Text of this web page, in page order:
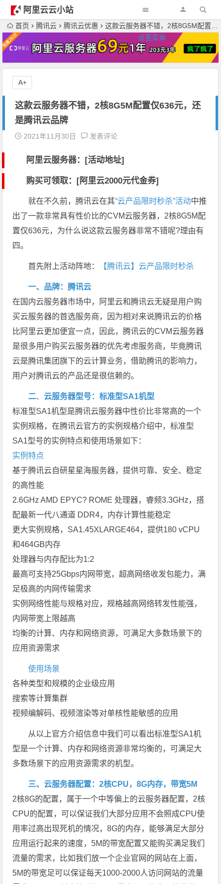
阿里云云小站
设置菜单
首页 腾讯云 腾讯云优惠 这款云服务器不错，2核8G5M配置仅636元，还是腾讯云品牌
这款云服务器不错，2核8G5M配置仅636元，还
是腾讯云品牌
2021年11月30日 发表评论
阿里云服务器：[活动地址]
购买可领取：[阿里云2000元代金券]
就在不久前，腾讯云在其“云产品限时秒杀”活动中推
出了一款非常具有性价比的CVM云服务器，2核8G5M配
置仅636元，为什么说这款云服务器非常不错呢?理由有
四。
首先附上活动阵地： 【腾讯云】云产品限时秒杀
一、品牌：腾讯云
在国内云服务器市场中，阿里云和腾讯云无疑是用户购
买云服务器的首选服务商，因为相对来说腾讯云的价格
比阿里云更加便宜一点，因此，腾讯云的CVM云服务器
是很多用户购买云服务器的优先考虑服务商，毕竟腾讯
云是腾讯集团旗下的云计算业务，借助腾讯的影响力，
用户对腾讯云的产品还是很信赖的。
二、 云服务器型号：标准型SA1机型
标准型SA1机型是腾讯云服务器中性价比非常高的一个
实例规格，在腾讯云官方的实例规格介绍中，标准型
SA1型号的实例特点和使用场景如下：
实例特点
基于腾讯云自研星星海服务器，提供可靠、安全、稳定
的高性能
2.6GHz AMD EPYC? ROME 处理器，睿频3.3GHz，搭
配最新一代八通道 DDR4，内存计算性能稳定
更大实例规格，SA1.45XLARGE464，提供180 vCPU
和464GB内存
处理器与内存配比为1:2
最高可支持25Gbps内网带宽，超高网络收发包能力，满
足极高的内网传输需求
实例网络性能与规格对应，规格越高网络转发性能强，
内网带宽上限越高
均衡的计算、内存和网络资源，可满足大多数场景下的
应用资源需求
使用场景
各种类型和规模的企业级应用
搜索等计算集群
视频编解码、视频渲染等对单核性能敏感的应用
从以上官方介绍信息中我们可以看出标准型SA1机
型是一个计算、内存和网络资源非常均衡的，可满足大
多数场景下的应用资源需求的机型。
三、云服务器配置：2核CPU，8G内存，带宽5M
2核8G的配置，属于一个中等偏上的云服务器配置，2核
CPU的配置，可以保证我们大部分应用不会照成CPU使
用率过高出现死机的情况，8G的内存，能够满足大部分
应用运行起来的速度，5M的带宽配置又能购买满足我们
流量的需求，比如我们放一个企业官网的网站在上面，
5M的带宽足可以保证每天1000-2000人访问网站的流量
A+